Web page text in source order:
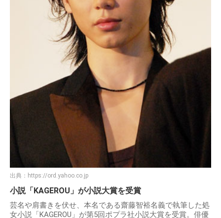
出典： https://ord.yahoo.co.jp
小説「KAGEROU」が小説大賞を受賞
芸名や肩書きを伏せ、本名である齋藤智裕名義で執筆した処
女小説「KAGEROU」が第5回ポプラ社小説大賞を受賞。俳優